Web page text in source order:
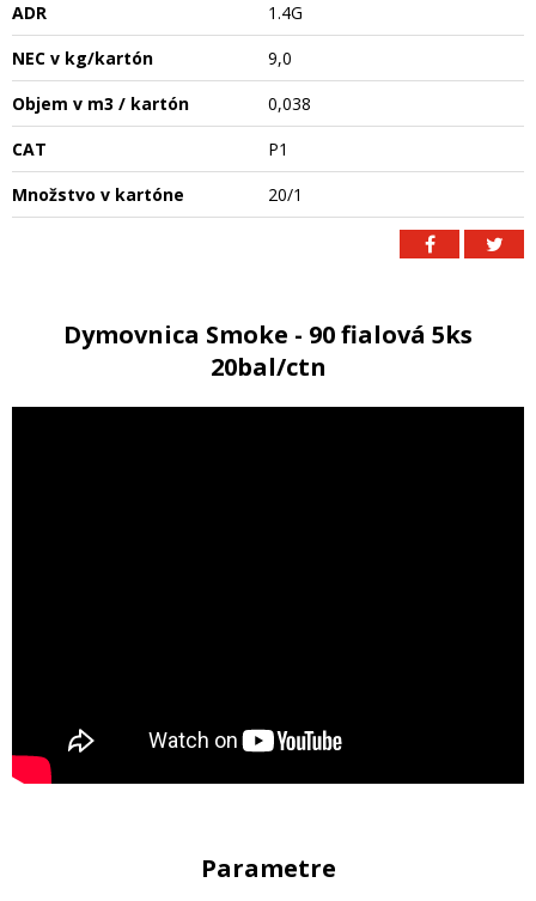
ADR
1.4G
NEC v kg/kartón
9,0
Objem v m3 / kartón
0,038
CAT
P1
Množstvo v kartóne
20/1
Dymovnica Smoke - 90 fialová 5ks
20bal/ctn
Parametre